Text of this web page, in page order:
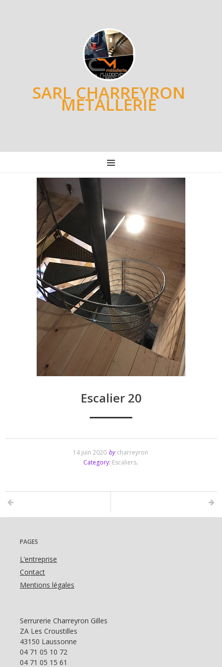
SARL CHARREYRON
METALLERIE
Escalier 20
14 juin 2020 by charreyron
Category: Escaliers.
navigation
PAGES
L’entreprise
Contact
Mentions légales
Serrurerie Charreyron Gilles
ZA Les Croustilles
43150 Laussonne
04 71 05 10 72
04 71 05 15 61